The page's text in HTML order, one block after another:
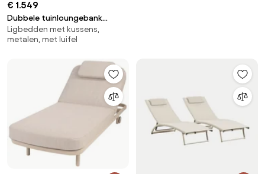
€ 1.549
Dubbele tuinloungebank
Konnor met zonneluifel
Ligbedden met kussens,
metalen, met luifel